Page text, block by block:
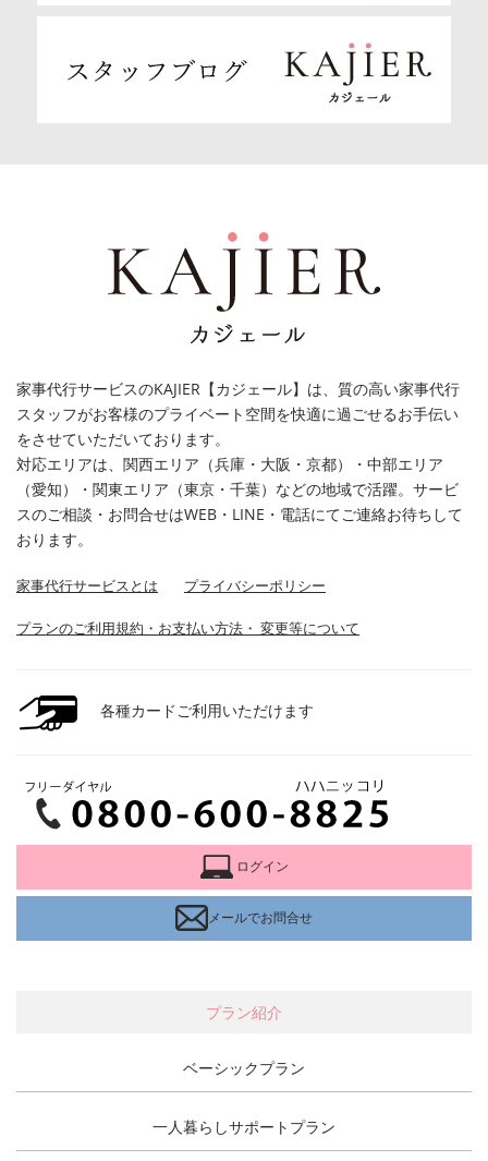
家事代行サービスのKAJIER【カジェール】は、質の高い家事代行
スタッフがお客様のプライベート空間を快適に過ごせるお手伝い
をさせていただいております。
対応エリアは、関西エリア（兵庫・大阪・京都）・中部エリア
（愛知）・関東エリア（東京・千葉）などの地域で活躍。サービ
スのご相談・お問合せはWEB・LINE・電話にてご連絡お待ちして
おります。
家事代行サービスとは プライバシーポリシー
プランのご利用規約・お支払い方法・ 変更等について
各種カードご利用いただけます
ログイン
メールでお問合せ
プラン紹介
ベーシックプラン
一人暮らしサポートプラン